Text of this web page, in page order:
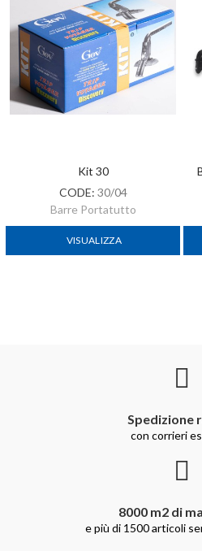
Kit 30
CODE: 30/04
Barre Portatutto
VISUALIZZA
Spedizione
con corrieri
8000 m2 di
e più di 1500 articoli